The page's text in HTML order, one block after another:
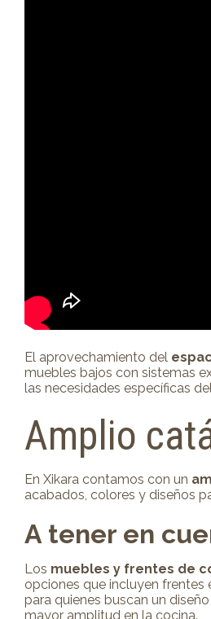
El aprovechamiento del
muebles bajos con sistemas
las necesidades específicas
Amplio
En Xikara contamos con un
acabados, colores y diseños
A tener en
Los muebles y frentes de
opciones que incluyen
para quienes buscan un
mayor amplitud en la cocina.